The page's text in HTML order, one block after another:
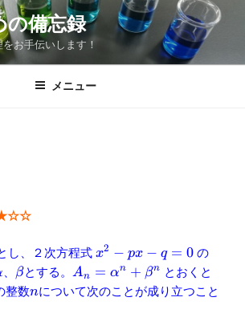
の備忘録
お手伝いします！
メニュー
し、２次方程式 x^2-
px-
q=0
x2 − px − q = 0 の
\beta
βとする。
A_n=
{\alpha}^n+
An = αn + βn とおくと
整数n
nについて次のことが成り立つこと